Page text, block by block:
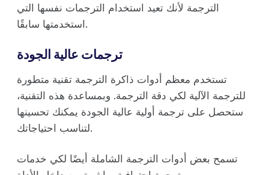
الترجمة لأنك تعيد استخدام الترجمات نفسها التي
استخدمتها سابقًا.
ترجمات عالية الجودة
تستخدم معظم أدوات ذاكرة الترجمة تقنية متطورة
للترجمة الآلية لكي دقة الترجمة. وبمساعدة هذه التقنية،
ستحصل على ترجمة أولية عالية الجودة يمكنك تحسينها
لتناسب احتياجاتك.
تسمح بعض أدوات الترجمة الشاملة أيضًا لكي خدمات